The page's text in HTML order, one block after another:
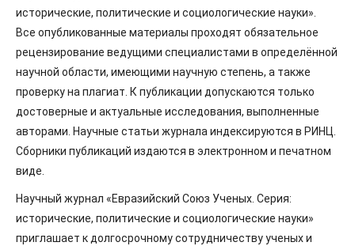
исторические, политические и социологические науки».
Все опубликованные материалы проходят обязательное
рецензирование ведущими специалистами в определённой
научной области, имеющими научную степень, а также
проверку на плагиат. К публикации допускаются только
достоверные и актуальные исследования, выполненные
авторами. Научные статьи журнала индексируются в РИНЦ.
Сборники публикаций издаются в электронном и печатном
виде.
Научный журнал «Евразийский Союз Ученых. Серия:
исторические, политические и социологические науки»
приглашает к долгосрочному сотрудничеству ученых и